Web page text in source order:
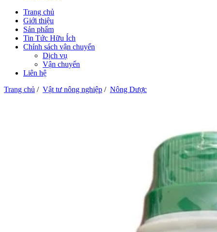
Trang chủ
Giới thiệu
Sản phẩm
Tin Tức Hữu Ích
Chính sách vận chuyển
Dịch vụ
Vận chuyển
Liên hệ
Trang chủ / Vật tư nông nghiệp / Nông Dược